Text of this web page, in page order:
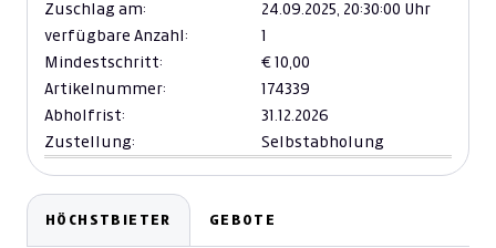
Zuschlag am:
24.09.2025, 20:30:00 Uhr
verfügbare Anzahl:
1
Mindestschritt:
€ 10,00
Artikelnummer:
174339
Abholfrist:
31.12.2026
Zustellung:
Selbstabholung
HÖCHSTBIETER GEBOTE